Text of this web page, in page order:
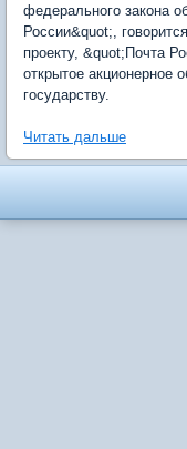
федерального закона
России&quot;,
проекту, &quot;Почта
открытое акционерное
государству.
Читать дальше